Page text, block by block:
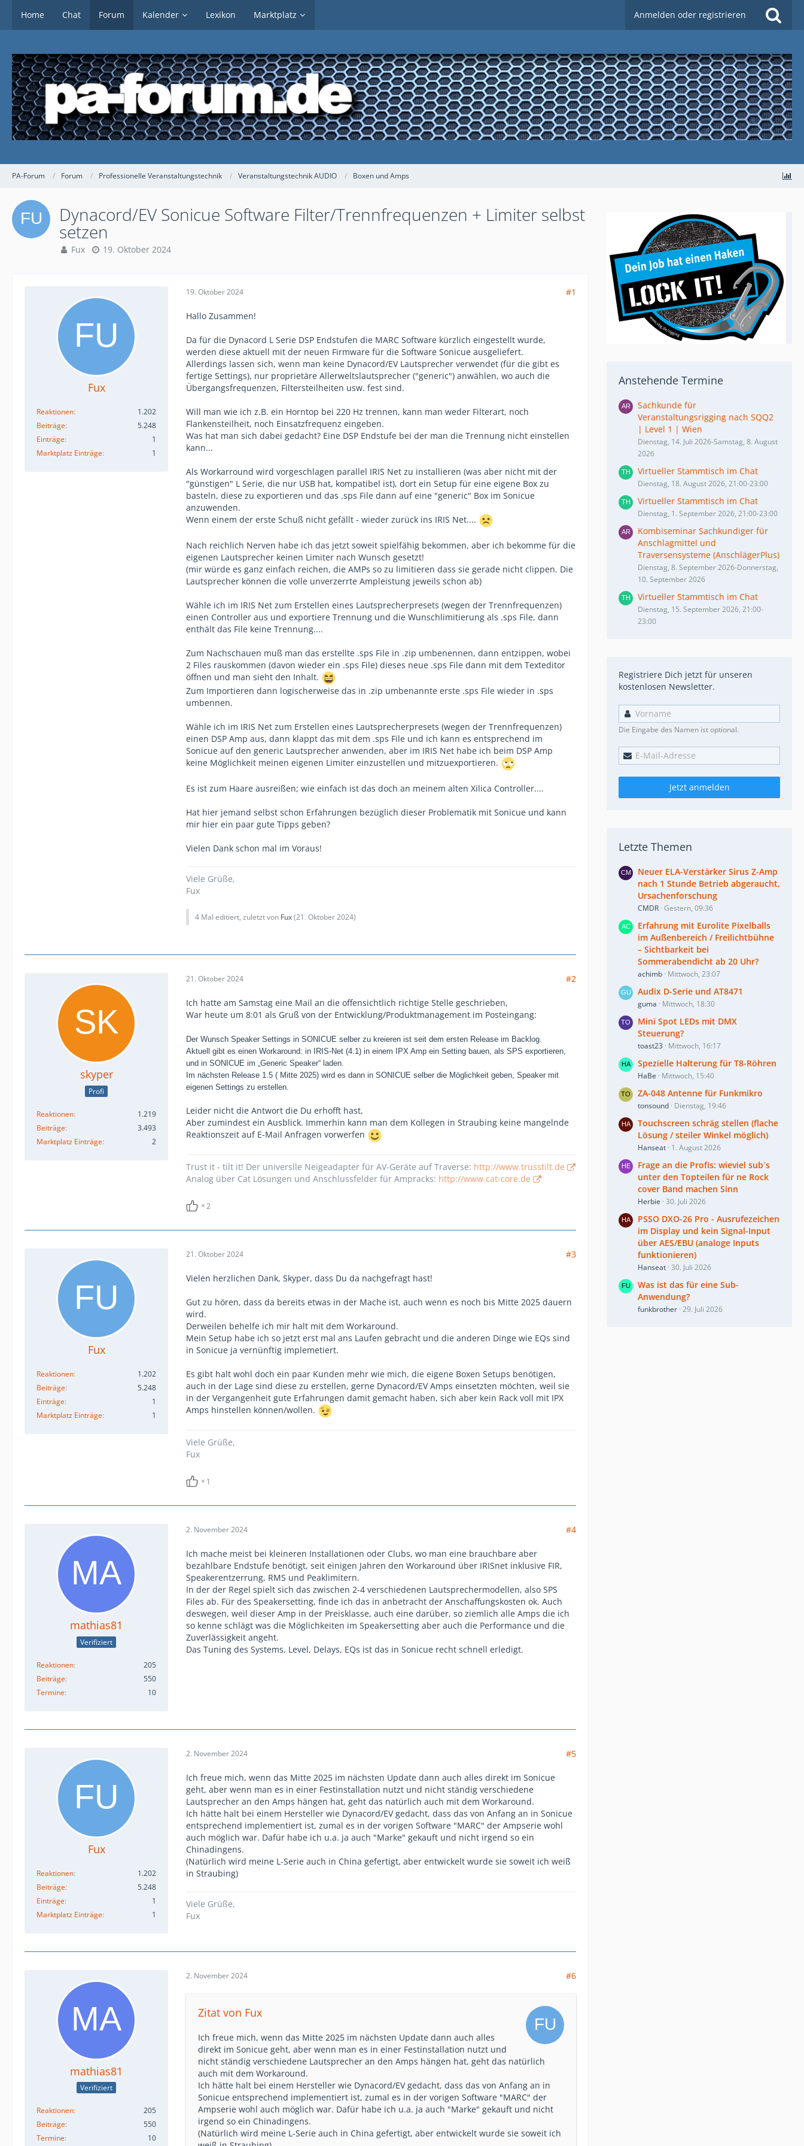
Home Chat Forum Kalender Lexikon Marktplatz Anmelden oder registrieren
PA-Forum Forum Professionelle Veranstaltungstechnik Veranstaltungstechnik AUDIO Boxen und Amps
Dynacord/EV Sonicue Software Filter/Trennfrequenzen + Limiter selbst
setzen
Fux 19. Oktober 2024
Fux
Reaktionen
1.202
Beiträge
5.248
Einträge
1
Marktplatz Einträge
1
19. Oktober 2024 #1
Hallo Zusammen!
Da für die Dynacord L Serie DSP Endstufen die MARC Software kürzlich eingestellt wurde,
werden diese aktuell mit der neuen Firmware für die Software Sonicue ausgeliefert.
Allerdings lassen sich, wenn man keine Dynacord/EV Lautsprecher verwendet (für die gibt es
fertige Settings), nur proprietäre Allerweltslautsprecher ("generic") anwählen, wo auch die
Übergangsfrequenzen, Filtersteilheiten usw. fest sind.
Will man wie ich z.B. ein Horntop bei 220 Hz trennen, kann man weder Filterart, noch
Flankensteilheit, noch Einsatzfrequenz eingeben.
Was hat man sich dabei gedacht? Eine DSP Endstufe bei der man die Trennung nicht einstellen
kann...
Als Workarround wird vorgeschlagen parallel IRIS Net zu installieren (was aber nicht mit der
"günstigen" L Serie, die nur USB hat, kompatibel ist), dort ein Setup für eine eigene Box zu
basteln, diese zu exportieren und das .sps File dann auf eine "generic" Box im Sonicue
anzuwenden.
Wenn einem der erste Schuß nicht gefällt - wieder zurück ins IRIS Net....
Nach reichlich Nerven habe ich das jetzt soweit spielfähig bekommen, aber ich bekomme für die
eigenen Lautsprecher keinen Limiter nach Wunsch gesetzt!
(mir würde es ganz einfach reichen, die AMPs so zu limitieren dass sie gerade nicht clippen. Die
Lautsprecher können die volle unverzerrte Ampleistung jeweils schon ab)
Wähle ich im IRIS Net zum Erstellen eines Lautsprecherpresets (wegen der Trennfrequenzen)
einen Controller aus und exportiere Trennung und die Wunschlimitierung als .sps File, dann
enthält das File keine Trennung....
Zum Nachschauen muß man das erstellte .sps File in .zip umbenennen, dann entzippen, wobei
2 Files rauskommen (davon wieder ein .sps File) dieses neue .sps File dann mit dem Texteditor
öffnen und man sieht den Inhalt.
Zum Importieren dann logischerweise das in .zip umbenannte erste .sps File wieder in .sps
umbennen.
Wähle ich im IRIS Net zum Erstellen eines Lautsprecherpresets (wegen der Trennfrequenzen)
einen DSP Amp aus, dann klappt das mit dem .sps File und ich kann es entsprechend im
Sonicue auf den generic Lautsprecher anwenden, aber im IRIS Net habe ich beim DSP Amp
keine Möglichkeit meinen eigenen Limiter einzustellen und mitzuexportieren.
Es ist zum Haare ausreißen; wie einfach ist das doch an meinem alten Xilica Controller....
Hat hier jemand selbst schon Erfahrungen bezüglich dieser Problematik mit Sonicue und kann
mir hier ein paar gute Tipps geben?
Vielen Dank schon mal im Voraus!
Viele Grüße,
Fux
4 Mal editiert, zuletzt von Fux(21. Oktober 2024)
skyper
Profi
Reaktionen
1.219
Beiträge
3.493
Marktplatz Einträge
2
21. Oktober 2024 #2
Ich hatte am Samstag eine Mail an die offensichtlich richtige Stelle geschrieben,
War heute um 8:01 als Gruß von der Entwicklung/Produktmanagement im Posteingang:
Der Wunsch Speaker Settings in SONICUE selber zu kreieren ist seit dem ersten Release im Backlog.
Aktuell gibt es einen Workaround: in IRIS-Net (4.1) in einem IPX Amp ein Setting bauen, als SPS exportieren,
und in SONICUE im „Generic Speaker“ laden.
Im nächsten Release 1.5 ( Mitte 2025) wird es dann in SONICUE selber die Möglichkeit geben, Speaker mit
eigenen Settings zu erstellen.
Leider nicht die Antwort die Du erhofft hast,
Aber zumindest ein Ausblick. Immerhin kann man dem Kollegen in Straubing keine mangelnde
Reaktionszeit auf E-Mail Anfragen vorwerfen
Trust it - tilt it! Der universlle Neigeadapter für AV-Geräte auf Traverse: http://www.trusstilt.de
Analog über Cat Lösungen und Anschlussfelder für Ampracks: http://www.cat-core.de
2
Fux
Reaktionen
1.202
Beiträge
5.248
Einträge
1
Marktplatz Einträge
1
21. Oktober 2024 #3
Vielen herzlichen Dank, Skyper, dass Du da nachgefragt hast!
Gut zu hören, dass da bereits etwas in der Mache ist, auch wenn es noch bis Mitte 2025 dauern
wird.
Derweilen behelfe ich mir halt mit dem Workaround.
Mein Setup habe ich so jetzt erst mal ans Laufen gebracht und die anderen Dinge wie EQs sind
in Sonicue ja vernünftig implemetiert.
Es gibt halt wohl doch ein paar Kunden mehr wie mich, die eigene Boxen Setups benötigen,
auch in der Lage sind diese zu erstellen, gerne Dynacord/EV Amps einsetzten möchten, weil sie
in der Vergangenheit gute Erfahrungen damit gemacht haben, sich aber kein Rack voll mit IPX
Amps hinstellen können/wollen.
Viele Grüße,
Fux
1
mathias81
Verifiziert
Reaktionen
205
Beiträge
550
Termine
10
2. November 2024 #4
Ich mache meist bei kleineren Installationen oder Clubs, wo man eine brauchbare aber
bezahlbare Endstufe benötigt, seit einigen Jahren den Workaround über IRISnet inklusive FIR,
Speakerentzerrung, RMS und Peaklimitern.
In der der Regel spielt sich das zwischen 2-4 verschiedenen Lautsprechermodellen, also SPS
Files ab. Für des Speakersetting, finde ich das in anbetracht der Anschaffungskosten ok. Auch
deswegen, weil dieser Amp in der Preisklasse, auch eine darüber, so ziemlich alle Amps die ich
so kenne schlägt was die Möglichkeiten im Speakersetting aber auch die Performance und die
Zuverlässigkeit angeht.
Das Tuning des Systems, Level, Delays, EQs ist das in Sonicue recht schnell erledigt.
Fux
Reaktionen
1.202
Beiträge
5.248
Einträge
1
Marktplatz Einträge
1
2. November 2024 #5
Ich freue mich, wenn das Mitte 2025 im nächsten Update dann auch alles direkt im Sonicue
geht, aber wenn man es in einer Festinstallation nutzt und nicht ständig verschiedene
Lautsprecher an den Amps hängen hat, geht das natürlich auch mit dem Workaround.
Ich hätte halt bei einem Hersteller wie Dynacord/EV gedacht, dass das von Anfang an in Sonicue
entsprechend implementiert ist, zumal es in der vorigen Software "MARC" der Ampserie wohl
auch möglich war. Dafür habe ich u.a. ja auch "Marke" gekauft und nicht irgend so ein
Chinadingens.
(Natürlich wird meine L-Serie auch in China gefertigt, aber entwickelt wurde sie soweit ich weiß
in Straubing)
Viele Grüße,
Fux
mathias81
Verifiziert
Reaktionen
205
Beiträge
550
Termine
10
2. November 2024 #6
Zitat von Fux
Ich freue mich, wenn das Mitte 2025 im nächsten Update dann auch alles
direkt im Sonicue geht, aber wenn man es in einer Festinstallation nutzt und
nicht ständig verschiedene Lautsprecher an den Amps hängen hat, geht das natürlich
auch mit dem Workaround.
Ich hätte halt bei einem Hersteller wie Dynacord/EV gedacht, dass das von Anfang an in
Sonicue entsprechend implementiert ist, zumal es in der vorigen Software "MARC" der
Ampserie wohl auch möglich war. Dafür habe ich u.a. ja auch "Marke" gekauft und nicht
irgend so ein Chinadingens.
(Natürlich wird meine L-Serie auch in China gefertigt, aber entwickelt wurde sie soweit ich
Anstehende Termine
Sachkunde für
Veranstaltungsrigging nach SQQ2
| Level 1 | Wien
Dienstag, 14. Juli 2026-Samstag, 8. August
2026
Virtueller Stammtisch im Chat
Dienstag, 18. August 2026, 21:00-23:00
Virtueller Stammtisch im Chat
Dienstag, 1. September 2026, 21:00-23:00
Kombiseminar Sachkundiger für
Anschlagmittel und
Traversensysteme (AnschlägerPlus)
Dienstag, 8. September 2026-Donnerstag,
10. September 2026
Virtueller Stammtisch im Chat
Dienstag, 15. September 2026, 21:00-
23:00
Registriere Dich jetzt für unseren
kostenlosen Newsletter.
Die Eingabe des Namen ist optional.
Jetzt anmelden
Letzte Themen
Neuer ELA-Verstärker Sirus Z-Amp
nach 1 Stunde Betrieb abgeraucht,
Ursachenforschung
CMDR Gestern, 09:36
Erfahrung mit Eurolite Pixelballs
im Außenbereich / Freilichtbühne
– Sichtbarkeit bei
Sommerabendicht ab 20 Uhr?
achimb Mittwoch, 23:07
Audix D-Serie und AT8471
guma Mittwoch, 18:30
Mini Spot LEDs mit DMX
Steuerung?
toast23 Mittwoch, 16:17
Spezielle Halterung für T8-Röhren
HaBe Mittwoch, 15:40
ZA-048 Antenne für Funkmikro
tonsound Dienstag, 19:46
Touchscreen schräg stellen (flache
Lösung / steiler Winkel möglich)
Hanseat 1. August 2026
Frage an die Profis: wieviel sub´s
unter den Topteilen für ne Rock
cover Band machen Sinn
Herbie 30. Juli 2026
PSSO DXO-26 Pro - Ausrufezeichen
im Display und kein Signal-Input
über AES/EBU (analoge Inputs
funktionieren)
Hanseat 30. Juli 2026
Was ist das für eine Sub-
Anwendung?
funkbrother 29. Juli 2026